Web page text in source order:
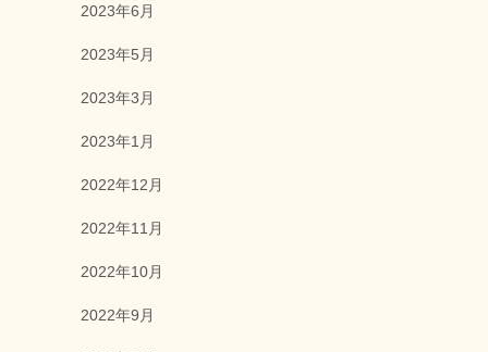
2023年6月
2023年5月
2023年3月
2023年1月
2022年12月
2022年11月
2022年10月
2022年9月